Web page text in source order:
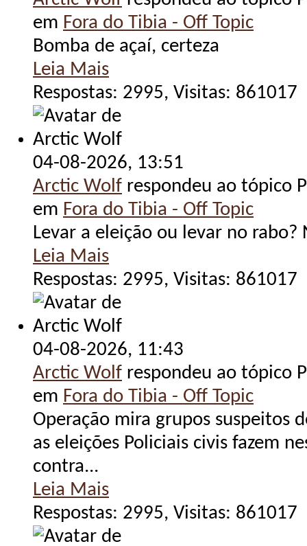
em Fora do Tibia - Off Topic
Bomba de açaí, certeza
Leia Mais
Respostas: 2995, Visitas: 861017
04-08-2026, 13:51
Arctic Wolf respondeu ao tópico
em Fora do Tibia - Off Topic
Levar a eleição ou levar no rabo?
Leia Mais
Respostas: 2995, Visitas: 861017
04-08-2026, 11:43
Arctic Wolf respondeu ao tópico
em Fora do Tibia - Off Topic
Operação mira grupos suspeitos
as eleições Policiais civis fazem
contra...
Leia Mais
Respostas: 2995, Visitas: 861017